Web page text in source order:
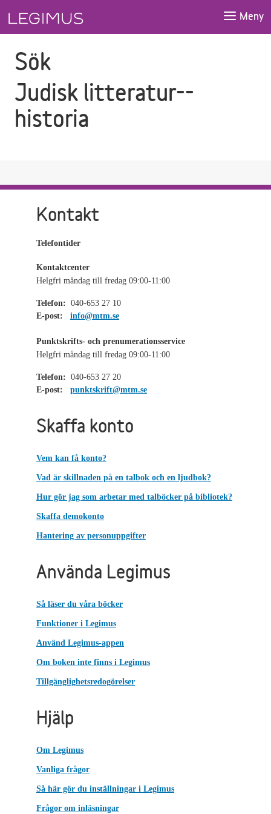
Meny
Sök
Judisk litteratur--
historia
Kontakt
Telefontider
Kontaktcenter
Helgfri måndag till fredag 09:00-11:00
Telefon: 040-653 27 10
E-post:
info@mtm.se
Punktskrifts- och prenumerationsservice
Helgfri måndag till fredag 09:00-11:00
Telefon: 040-653 27 20
E-post:
punktskrift@mtm.se
Skaffa konto
Vem kan få konto?
Vad är skillnaden på en talbok och en ljudbok?
Hur gör jag som arbetar med talböcker på bibliotek?
Skaffa demokonto
Hantering av personuppgifter
Använda Legimus
Så läser du våra böcker
Funktioner i Legimus
Använd Legimus-appen
Om boken inte finns i Legimus
Tillgänglighetsredogörelser
Hjälp
Om Legimus
Vanliga frågor
Så här gör du inställningar i Legimus
Frågor om inläsningar